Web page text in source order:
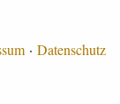
Datenschutz